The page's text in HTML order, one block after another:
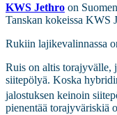
KWS Jethro on
Tanskan kokeissa KWS
Rukiin lajikevalinnassa
Ruis on altis torajyvälle,
siitepölyä. Koska
jalostuksen keinoin
pienentää torajyväriskiä